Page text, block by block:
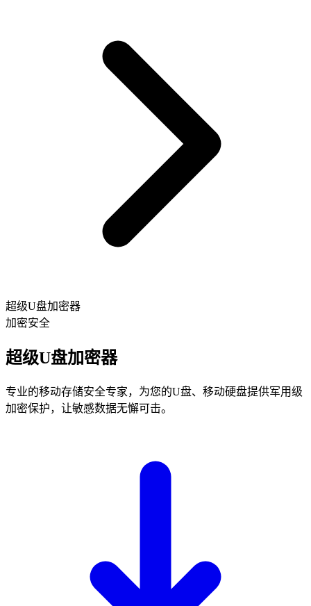
超级U盘加密器
加密安全
超级U盘加密器
专业的移动存储安全专家，为您的U盘、移动硬盘提供军用级
加密保护，让敏感数据无懈可击。